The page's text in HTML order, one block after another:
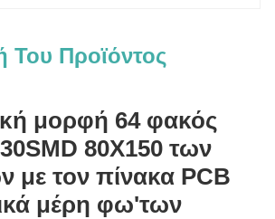
Του Προϊόντος
μορφή 64 φακός
80X150 των
με τον πίνακα PCB
μέρη φω'των